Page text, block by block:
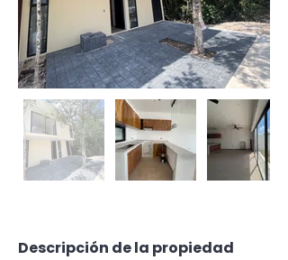
Descripción de la propiedad